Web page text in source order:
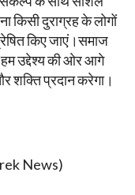
किसी दुराग्रह के लोगों
किए जाएं।समाज
हम उद्देश्य की ओर आगे
शक्ति प्रदान करेगा।